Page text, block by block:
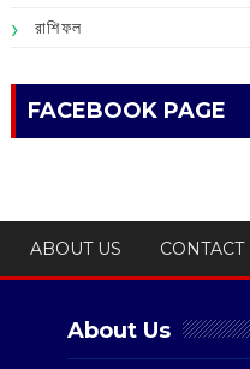
রাশিফল
FACEBOOK PAGE
ABOUT US CONTACT
About Us